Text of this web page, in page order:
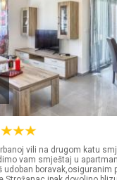
vili na drugom katu
vam smještaj u
udoban boravak,osiguranim